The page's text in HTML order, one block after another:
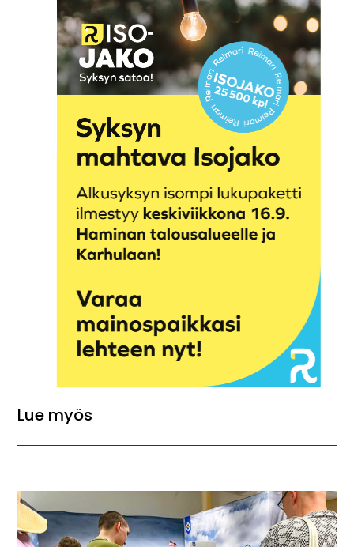
Lue myös